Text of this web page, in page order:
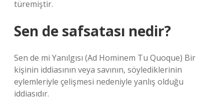
türemiştir.
Sen de safsatası nedir?
Sen de mi Yanılgısı (Ad Hominem Tu Quoque) Bir
kişinin iddiasının veya savının, söylediklerinin
eylemleriyle çelişmesi nedeniyle yanlış olduğu
iddiasıdır.